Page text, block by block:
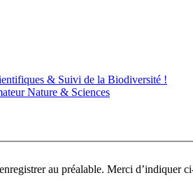
& Suivi de la Biodiversité !
Nature & Sciences